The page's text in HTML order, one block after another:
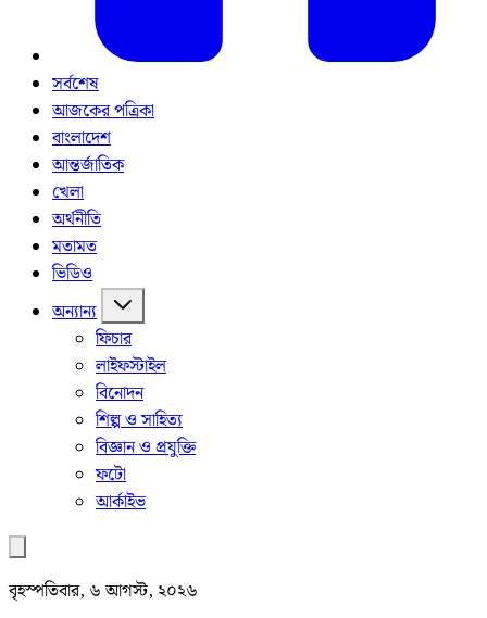
সর্বশেষ
আজকের পত্রিকা
বাংলাদেশ
আন্তর্জাতিক
খেলা
অর্থনীতি
মতামত
ভিডিও
অন্যান্য
ফিচার
লাইফস্টাইল
বিনোদন
শিল্প ও সাহিত্য
বিজ্ঞান ও প্রযুক্তি
ফটো
আর্কাইভ
বৃহস্পতিবার, ৬ আগস্ট, ২০২৬